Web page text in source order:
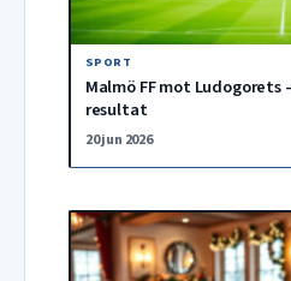
SPORT
Malmö FF mot Ludogorets
resultat
20 jun 2026